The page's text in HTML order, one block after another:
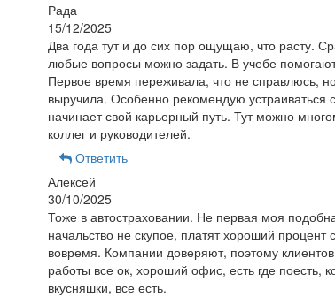
Рада
15/12/2025
Два года тут и до сих пор ощущаю, что расту.
любые вопросы можно задать. В учебе
Первое время переживала, что не справлюсь,
выручила. Особенно рекомендую устраиваться
начинает свой карьерный путь. Тут можно
коллег и руководителей.
Ответить
Алексей
30/10/2025
Тоже в автостраховании. Не первая моя
начальство не скупое, платят хороший процент
вовремя. Компании доверяют, поэтому
работы все ок, хороший офис, есть где
вкусняшки, все есть.